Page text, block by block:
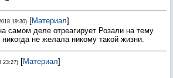
19:30) [Материал]
самом деле отреагирует Розали на тему
не желала никому такой жизни.
23:27) [Материал]